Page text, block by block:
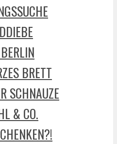
BRETT
SCHNAUZE
& CO.